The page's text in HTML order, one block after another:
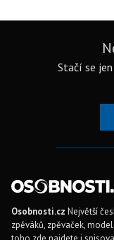
Stačí se jen
Osobnosti.cz Největší
zpěváků, zpěvaček,